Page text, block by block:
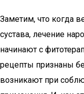
Заметим, что когда
сустава, лечение
начинают с
рецепты признаны
возникают при